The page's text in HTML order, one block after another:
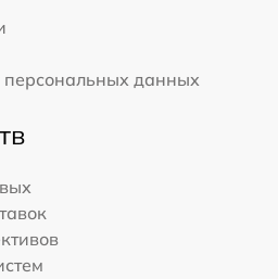
персональных данных